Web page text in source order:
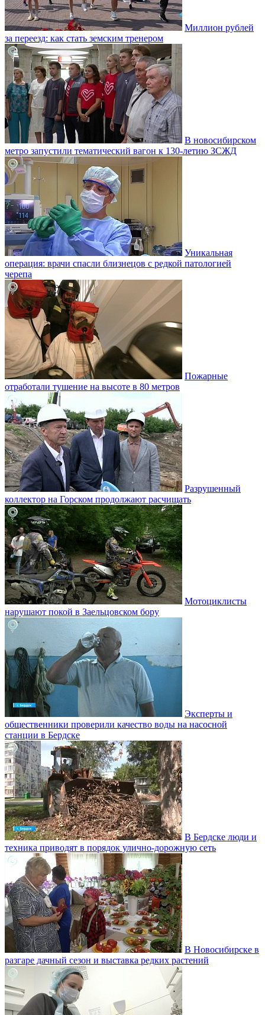
Миллион рублей
за переезд: как стать земским тренером
В новосибирском
метро запустили тематический вагон к 130-летию ЗСЖД
Уникальная
операция: врачи спасли близнецов с редкой патологией
черепа
Пожарные
отработали тушение на высоте в 80 метров
Разрушенный
коллектор на Горском продолжают расчищать
Мотоциклисты
нарушают покой в Заельцовском бору
Эксперты и
общественники проверили качество воды на насосной
станции в Бердске
В Бердске люди и
техника приводят в порядок улично‑дорожную сеть
В Новосибирске в
разгаре дачный сезон и выставка редких растений